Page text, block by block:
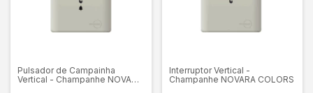
Pulsador de Campainha
Vertical - Champanhe NOVARA
Interruptor Vertical -
Champanhe NOVARA COLORS